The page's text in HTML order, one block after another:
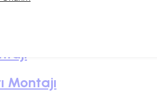
Kazanı (Kızgın
Montajı